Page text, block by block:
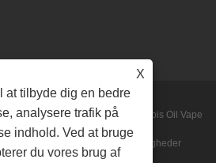
Technology Co.,Ltd. - Cannabis Oil Vape
Disposable Vapes - Alle rettigheder
X
at tilbyde dig en bedre
analysere trafik på
indhold. Ved at bruge
du vores brug af